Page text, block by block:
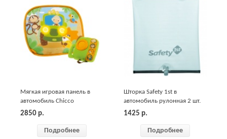
Мягкая игровая панель в
автомобиль Chicco
2850 р.
Подробнее
Шторка Safety 1st в
автомобиль рулонная 2 шт.
1425 р.
Подробнее